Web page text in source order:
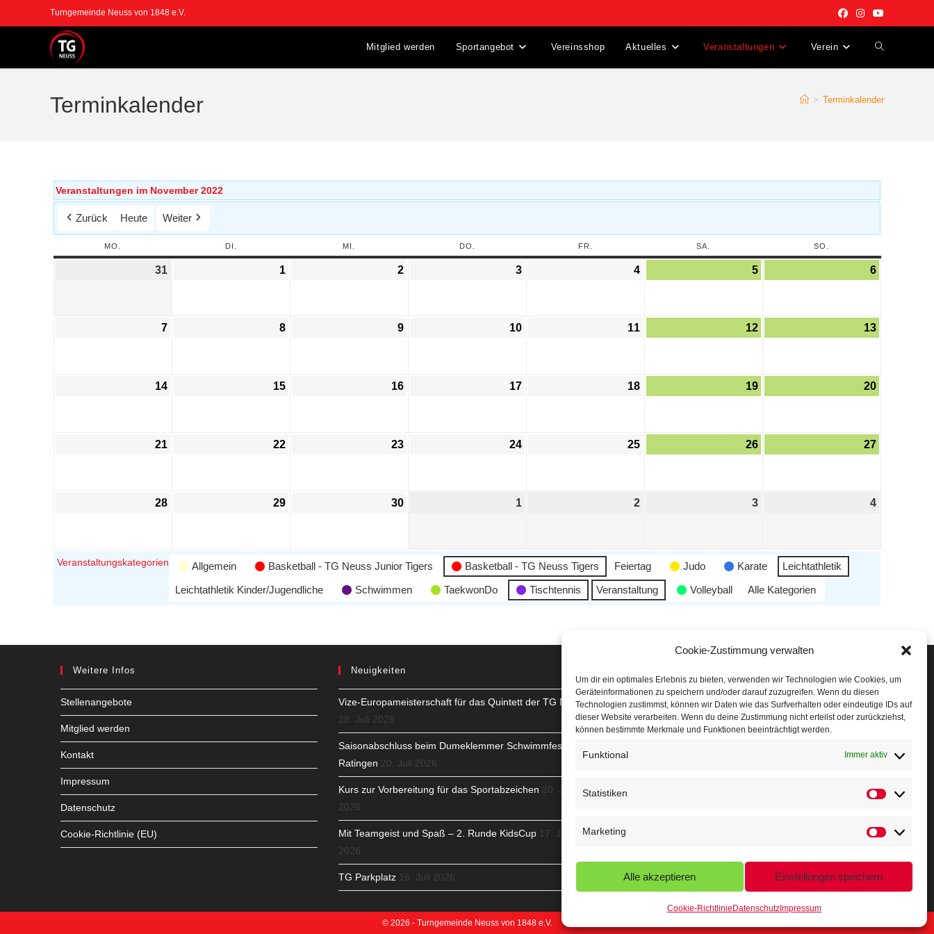
Cookie-Zustimmung verwalten
Um dir ein optimales Erlebnis zu bieten, verwenden wir Technologien wie Cookies, um
Geräteinformationen zu speichern und/oder darauf zuzugreifen. Wenn du diesen
Technologien zustimmst, können wir Daten wie das Surfverhalten oder eindeutige IDs auf
dieser Website verarbeiten. Wenn du deine Zustimmung nicht erteilst oder zurückziehst,
können bestimmte Merkmale und Funktionen beeinträchtigt werden.
Funktional Immer aktiv
Statistiken
Marketing
Alle akzeptieren Einstellungen speichern
Cookie-Richtlinie DatenschutzImpressum
Turngemeinde Neuss von 1848 e.V.
Mitglied werden Sportangebot Vereinsshop Aktuelles Veranstaltungen Verein
Terminkalender > Terminkalender
Veranstaltungen im November 2022
Zurück Heute Weiter
MO. DI. MI. DO. FR. SA. SO.
31 1 2 3 4 5 6
7 8 9 10 11 12 13
14 15 16 17 18 19 20
21 22 23 24 25 26 27
28 29 30 1 2 3 4
Veranstaltungskategorien Allgemein Basketball - TG Neuss Junior Tigers Basketball - TG Neuss Tigers Feiertag Judo Karate
Leichtathletik
Leichtathletik Kinder/Jugendliche
Schwimmen TaekwonDo Tischtennis Veranstaltung Volleyball Alle Kategorien
Weitere Infos
Stellenangebote
Mitglied werden
Kontakt
Impressum
Datenschutz
Cookie-Richtlinie (EU)
Neuigkeiten
Vize-Europameisterschaft für das Quintett der TG Neuss
28. Juli 2026
Saisonabschluss beim Dumeklemmer Schwimmfest in
Ratingen 20. Juli 2026
Kurs zur Vorbereitung für das Sportabzeichen 20. Juli
2026
Mit Teamgeist und Spaß – 2. Runde KidsCup 17. Juli
2026
TG Parkplatz 16. Juli 2026
Höffner Run
Schnuppertag
Terminkalender
Nikolaus-Crosslauf
Capoeira Camp
© 2026 - Turngemeinde Neuss von 1848 e.V.